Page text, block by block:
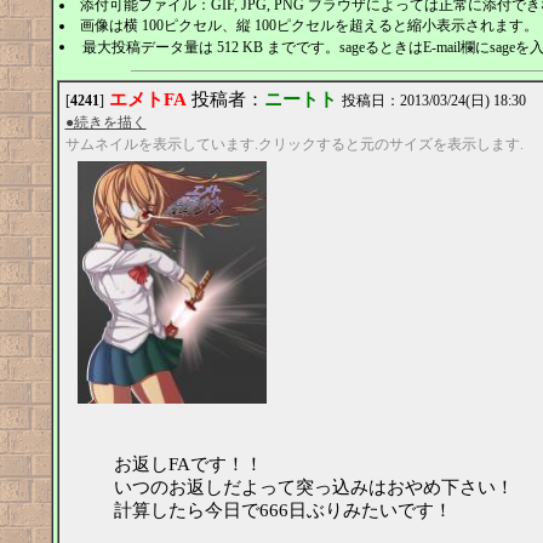
添付可能ファイル：GIF, JPG, PNG ブラウザによっては正常に添付でき
画像は横 100ピクセル、縦 100ピクセルを超えると縮小表示されます。
最大投稿データ量は 512 KB までです。sageるときはE-mail欄にsageを入
[4241] エメトFA 投稿者： ニートト 投稿日：2013/03/24(日) 18:30
●続きを描く
サムネイルを表示しています.クリックすると元のサイズを表示します.
お返しFAです！！
いつのお返しだよって突っ込みはおやめ下さい！
計算したら今日で666日ぶりみたいです！